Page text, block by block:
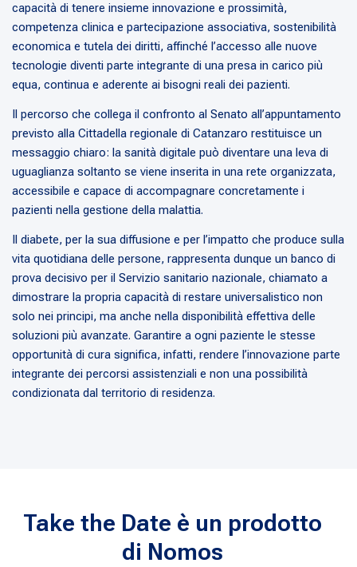
capacità di tenere insieme innovazione e prossimità,
competenza clinica e partecipazione associativa, sostenibilità
economica e tutela dei diritti, affinché l’accesso alle nuove
tecnologie diventi parte integrante di una presa in carico più
equa, continua e aderente ai bisogni reali dei pazienti.
Il percorso che collega il confronto al Senato all’appuntamento
previsto alla Cittadella regionale di Catanzaro restituisce un
messaggio chiaro: la sanità digitale può diventare una leva di
uguaglianza soltanto se viene inserita in una rete organizzata,
accessibile e capace di accompagnare concretamente i
pazienti nella gestione della malattia.
Il diabete, per la sua diffusione e per l’impatto che produce sulla
vita quotidiana delle persone, rappresenta dunque un banco di
prova decisivo per il Servizio sanitario nazionale, chiamato a
dimostrare la propria capacità di restare universalistico non
solo nei principi, ma anche nella disponibilità effettiva delle
soluzioni più avanzate. Garantire a ogni paziente le stesse
opportunità di cura significa, infatti, rendere l’innovazione parte
integrante dei percorsi assistenziali e non una possibilità
condizionata dal territorio di residenza.
Take the Date è un prodotto
di Nomos